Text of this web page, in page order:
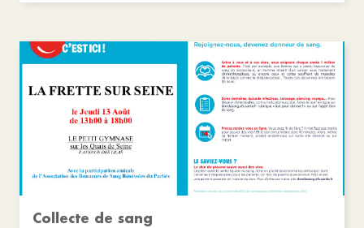
Collecte de sang